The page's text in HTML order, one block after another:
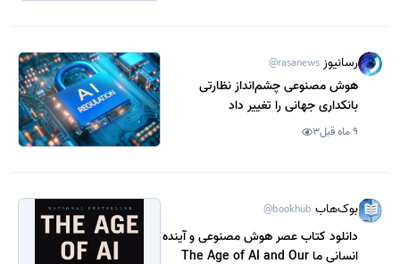
رسانیوز @rasanews
هوش مصنوعی چشم‌انداز نظارتی
بانکداری جهانی را تغییر داد
9 ماه قبل 3
بوک‌هاب @bookhub
دانلود کتاب عصر هوش مصنوعی و آینده
انسانی ما The Age of AI and Our